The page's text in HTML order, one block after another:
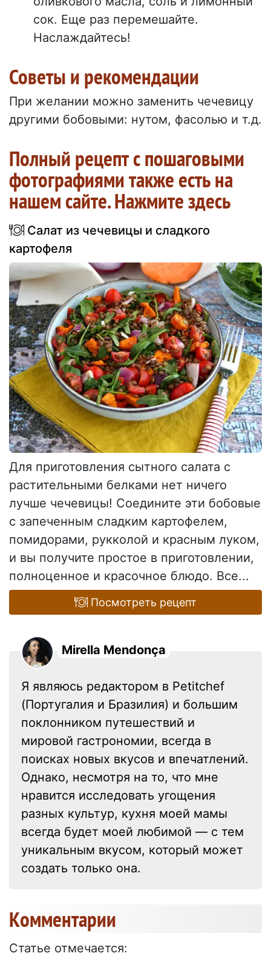
сок. Еще раз перемешайте.
Наслаждайтесь!
Советы и рекомендации
При желании можно заменить чечевицу
другими бобовыми: нутом, фасолью и т.д.
Полный рецепт с пошаговыми
фотографиями также есть на
нашем сайте. Нажмите здесь
Салат из чечевицы и сладкого
картофеля
Для приготовления сытного салата с
растительными белками нет ничего
лучше чечевицы! Соедините эти бобовые
с запеченным сладким картофелем,
помидорами, рукколой и красным луком,
и вы получите простое в приготовлении,
полноценное и красочное блюдо. Все...
Посмотреть рецепт
Mirella Mendonça
Я являюсь редактором в Petitchef
(Португалия и Бразилия) и большим
поклонником путешествий и
мировой гастрономии, всегда в
поисках новых вкусов и впечатлений.
Однако, несмотря на то, что мне
нравится исследовать угощения
разных культур, кухня моей мамы
всегда будет моей любимой — с тем
уникальным вкусом, который может
создать только она.
Kомментарии
Статье отмечается: